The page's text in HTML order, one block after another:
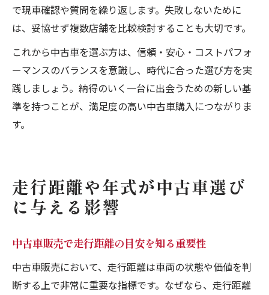
で現車確認や質問を繰り返します。失敗しないために
は、妥協せず複数店舗を比較検討することも大切です。
これから中古車を選ぶ方は、信頼・安心・コストパフォ
ーマンスのバランスを意識し、時代に合った選び方を実
践しましょう。納得のいく一台に出会うための新しい基
準を持つことが、満足度の高い中古車購入につながりま
す。
走行距離や年式が中古車選び
に与える影響
中古車販売で走行距離の目安を知る重要性
中古車販売において、走行距離は車両の状態や価値を判
断する上で非常に重要な指標です。なぜなら、走行距離